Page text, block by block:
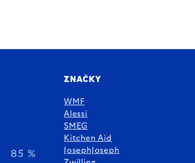
85 %
ZNAČKY
WMF
Alessi
SMEG
Kitchen Aid
JosephJoseph